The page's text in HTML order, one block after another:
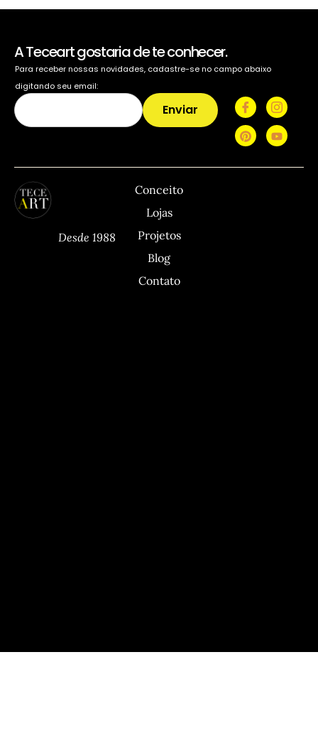
A Teceart gostaria de te conhecer.
Para receber nossas novidades, cadastre-se no campo abaixo
digitando seu email:
Enviar
Desde 1988
Conceito
Lojas
Projetos
Blog
Contato